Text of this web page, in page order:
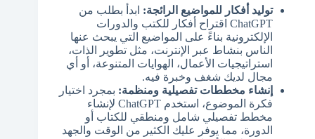
توليد أفكار للمواضيع الرائجة: ابدأ بطلب من
ChatGPT اقتراح أفكار للكتب والدورات
الإلكترونية بناءً على المواضيع التي يبحث عنها
الناس بنشاط عبر الإنترنت، مثل تطوير الذات،
استراتيجيات الأعمال، الهوايات المتنوعة، أو أي
مجال لديك شغف وخبرة فيه.
إنشاء مخططات تفصيلية ومنظمة: بمجرد اختيار
فكرة الموضوع، استخدم ChatGPT لإنشاء
مخطط تفصيلي شامل ومنطقي للكتاب أو
الدورة، مما يوفر عليك الكثير من الوقت والجهد